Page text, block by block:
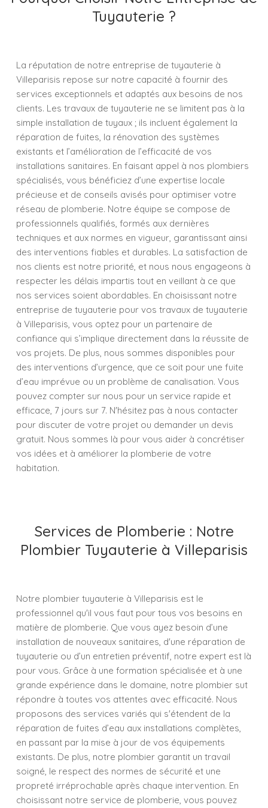
Tuyauterie ?
La réputation de notre entreprise de tuyauterie à
Villeparisis repose sur notre capacité à fournir des
services exceptionnels et adaptés aux besoins de nos
clients. Les travaux de tuyauterie ne se limitent pas à la
simple installation de tuyaux ; ils incluent également la
réparation de fuites, la rénovation des systèmes
existants et l’amélioration de l’efficacité de vos
installations sanitaires. En faisant appel à nos plombiers
spécialisés, vous bénéficiez d’une expertise locale
précieuse et de conseils avisés pour optimiser votre
réseau de plomberie. Notre équipe se compose de
professionnels qualifiés, formés aux dernières
techniques et aux normes en vigueur, garantissant ainsi
des interventions fiables et durables. La satisfaction de
nos clients est notre priorité, et nous nous engageons à
respecter les délais impartis tout en veillant à ce que
nos services soient abordables. En choisissant notre
entreprise de tuyauterie pour vos travaux de tuyauterie
à Villeparisis, vous optez pour un partenaire de
confiance qui s’implique directement dans la réussite de
vos projets. De plus, nous sommes disponibles pour
des interventions d’urgence, que ce soit pour une fuite
d’eau imprévue ou un problème de canalisation. Vous
pouvez compter sur nous pour un service rapide et
efficace, 7 jours sur 7. N'hésitez pas à nous contacter
pour discuter de votre projet ou demander un devis
gratuit. Nous sommes là pour vous aider à concrétiser
vos idées et à améliorer la plomberie de votre
habitation.
Services de Plomberie : Notre
Plombier Tuyauterie à Villeparisis
Notre plombier tuyauterie à Villeparisis est le
professionnel qu'il vous faut pour tous vos besoins en
matière de plomberie. Que vous ayez besoin d’une
installation de nouveaux sanitaires, d'une réparation de
tuyauterie ou d’un entretien préventif, notre expert est là
pour vous. Grâce à une formation spécialisée et à une
grande expérience dans le domaine, notre plombier sut
répondre à toutes vos attentes avec efficacité. Nous
proposons des services variés qui s'étendent de la
réparation de fuites d’eau aux installations complètes,
en passant par la mise à jour de vos équipements
existants. De plus, notre plombier garantit un travail
soigné, le respect des normes de sécurité et une
propreté irréprochable après chaque intervention. En
choisissant notre service de plomberie, vous pouvez